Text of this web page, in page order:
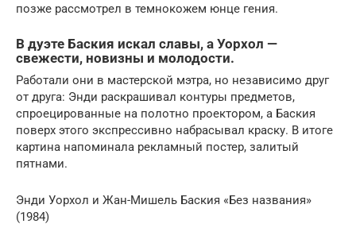
позже рассмотрел в темнокожем юнце гения.
В дуэте Баския искал славы, а Уорхол —
свежести, новизны и молодости.
Работали они в мастерской мэтра, но независимо друг
от друга: Энди раскрашивал контуры предметов,
спроецированные на полотно проектором, а Баския
поверх этого экспрессивно набрасывал краску. В итоге
картина напоминала рекламный постер, залитый
пятнами.
Энди Уорхол и Жан-Мишель Баския «Без названия»
(1984)